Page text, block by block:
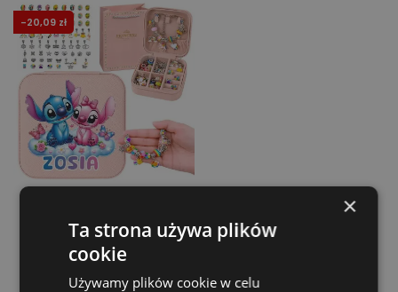
-20,09 zł
Kreatywny Stitch do
Tworzenia Bransoletek i
Naszyjników Koraliki
Charms dla Dziewczynki
59,81 złCena
regularna
79,90 zł
×
Ta strona używa plików
cookie
Używamy plików cookie w celu